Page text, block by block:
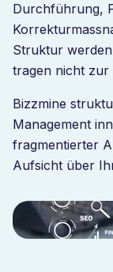
Durchführung,
Struktur
tragen nicht zur
Bizzmine
Management
fragmentierter
Aufsicht über